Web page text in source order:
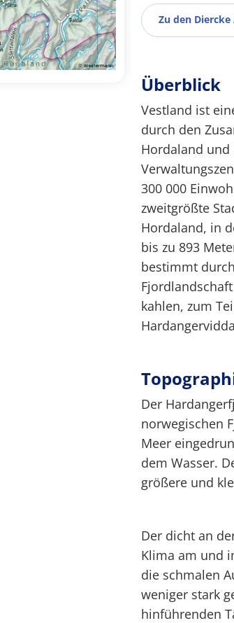
Zu den
Überblick
Vestland ist
durch den
Hordaland und
300 000
zweitgrößte
Hordaland, in
bis zu 893
bestimmt
kahlen, zum
Der
norwegischen
Meer
dem Wasser.
größere und
Der dicht an
Klima am und
die schmalen
weniger stark
hinführenden